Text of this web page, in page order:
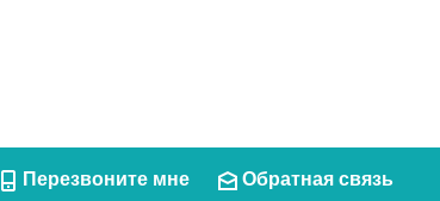
Перезвоните мне Обратная связь